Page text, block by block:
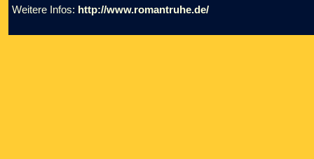
Weitere Infos: http://www.romantruhe.de/